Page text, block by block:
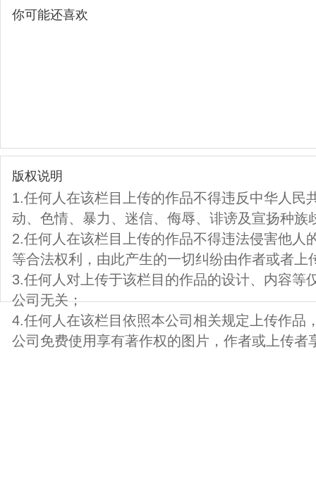
你可能还喜欢
版权说明
1.任何人在该栏目上传的作品不得违反中华人民
动、色情、暴力、迷信、侮辱、诽谤及宣扬种族
2.任何人在该栏目上传的作品不得违法侵害他人
等合法权利，由此产生的一切纠纷由作者或者上
3.任何人对上传于该栏目的作品的设计、内容等
公司无关；
4.任何人在该栏目依照本公司相关规定上传作品
公司免费使用享有著作权的图片，作者或上传者